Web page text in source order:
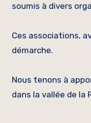
soumis à divers
Ces associations,
démarche.
Nous tenons à
dans la vallée de la